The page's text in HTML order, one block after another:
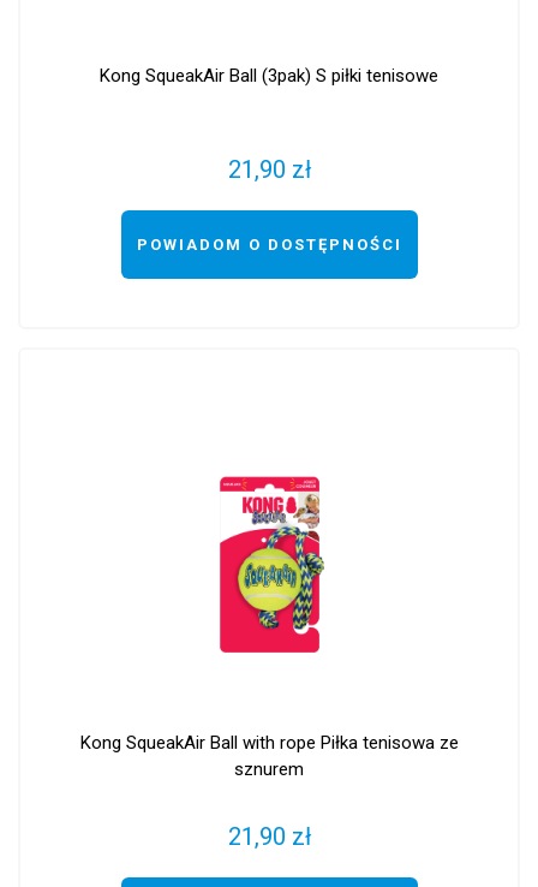
Kong SqueakAir Ball (3pak) S piłki tenisowe
21,90 zł
POWIADOM O DOSTĘPNOŚCI
Kong SqueakAir Ball with rope Piłka tenisowa ze
sznurem
21,90 zł